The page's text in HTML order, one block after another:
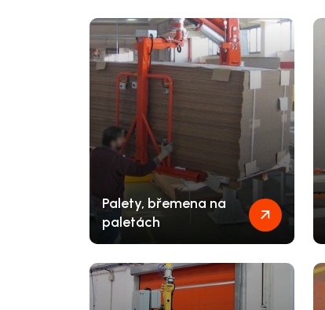
Palety, břemena na
paletách